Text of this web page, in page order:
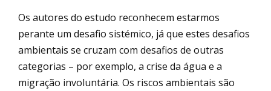
Os autores do estudo reconhecem estarmos
perante um desafio sistémico, já que estes desafios
ambientais se cruzam com desafios de outras
categorias – por exemplo, a crise da água e a
migração involuntária. Os riscos ambientais são